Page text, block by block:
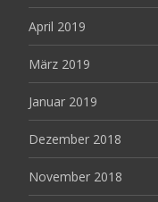
April 2019
März 2019
Januar 2019
Dezember 2018
November 2018